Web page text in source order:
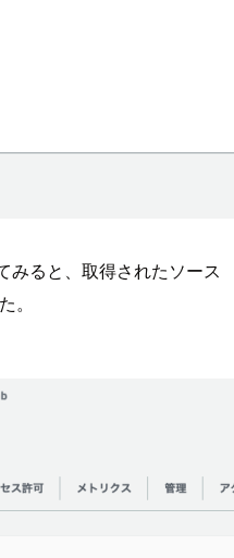
みると、取得されたソース
。